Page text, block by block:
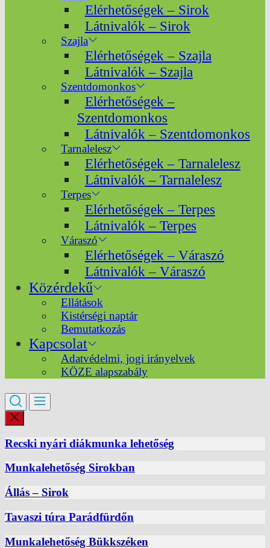
Elérhetőségek – Sirok
Látnivalók – Sirok
Szajla
Elérhetőségek – Szajla
Látnivalók – Szajla
Szentdomonkos
Elérhetőségek –
Szentdomonkos
Látnivalók – Szentdomonkos
Tarnalelesz
Elérhetőségek – Tarnalelesz
Látnivalók – Tarnalelesz
Terpes
Elérhetőségek – Terpes
Látnivalók – Terpes
Váraszó
Elérhetőségek – Váraszó
Látnivalók – Váraszó
Közérdekű
Ellátások
Kistérségi naptár
Bemutatkozás
Kapcsolat
Adatvédelmi, jogi irányelvek
KÖZE alapszabály
Recski nyári diákmunka lehetőség
Munkalehetőség Sirokban
Állás – Sirok
Tavaszi túra Parádfürdőn
Munkalehetőség Bükkszéken